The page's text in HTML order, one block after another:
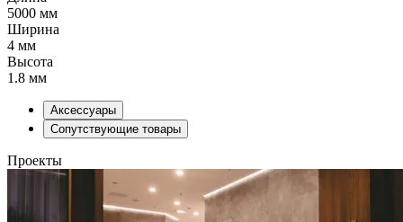
5000 мм
Ширина
4 мм
Высота
1.8 мм
Аксессуары
Сопутствующие товары
Проекты